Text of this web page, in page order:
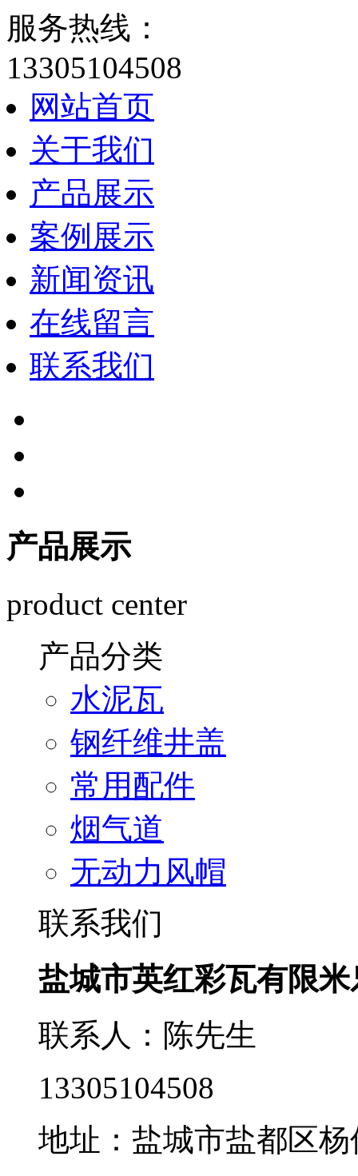
服务热线：
13305104508
网站首页
关于我们
产品展示
案例展示
新闻资讯
在线留言
联系我们
产品展示
product center
产品分类
水泥瓦
钢纤维井盖
常用配件
烟气道
无动力风帽
联系我们
盐城市英红彩瓦有限
联系人：陈先生
13305104508
地址：盐城市盐都区